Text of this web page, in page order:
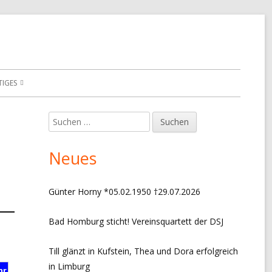
VEREINSTURNIERE
MANNSCHAFTEN
Haupt-
Seitenleiste
Suchen
nach:
Neues
Günter Horny *05.02.1950 †29.07.2026
Bad Homburg sticht! Vereinsquartett der DSJ
Till glänzt in Kufstein, Thea und Dora erfolgreich
in Limburg